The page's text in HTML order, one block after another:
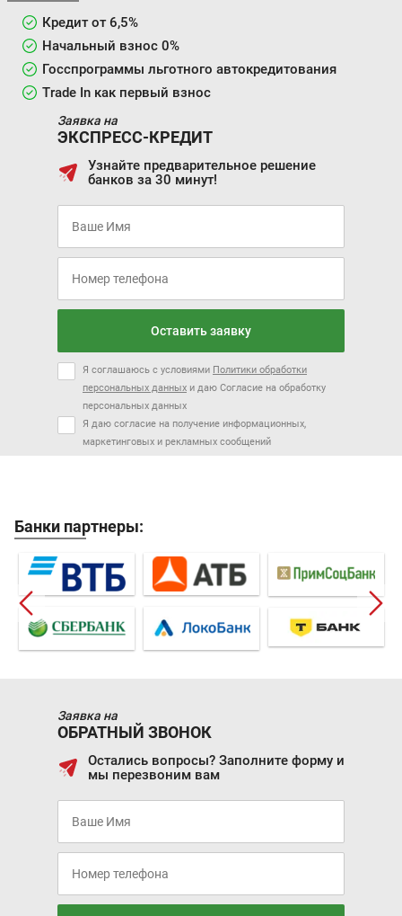
Кредит от 6,5%
Начальный взнос 0%
Госспрограммы льготного автокредитования
Trade In как первый взнос
Заявка на
ЭКСПРЕСС-КРЕДИТ
Узнайте предварительное решение
банков за 30 минут!
Оставить заявку
Я соглашаюсь с условиями Политики обработки
персональных данных и даю Согласие на обработку
персональных данных
Я даю согласие на получение информационных,
маркетинговых и рекламных сообщений
Банки партнеры:
Заявка на
ОБРАТНЫЙ ЗВОНОК
Остались вопросы? Заполните форму и
мы перезвоним вам